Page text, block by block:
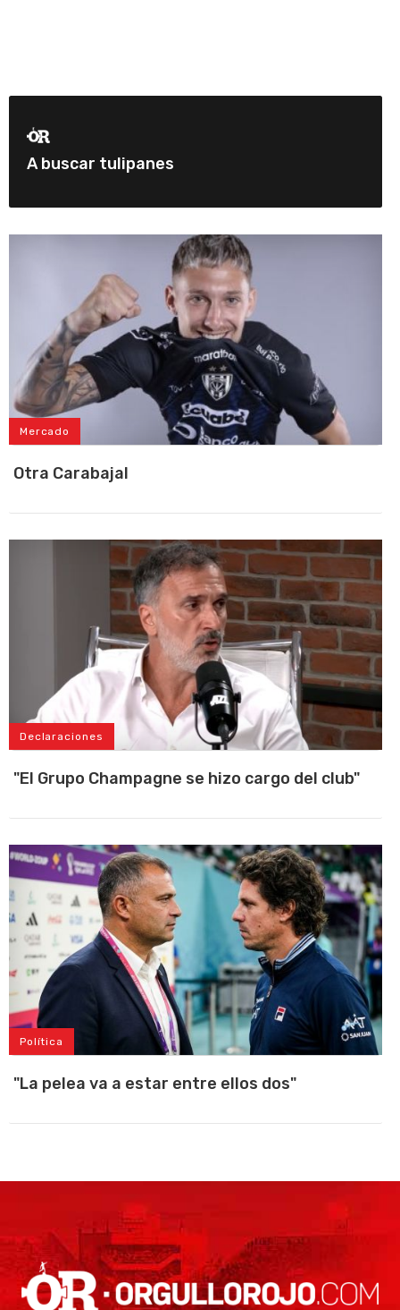
A buscar tulipanes
Mercado
Otra Carabajal
Declaraciones
"El Grupo Champagne se hizo cargo del club"
Política
"La pelea va a estar entre ellos dos"